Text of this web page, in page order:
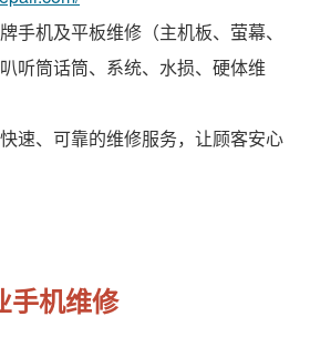
手机及平板维修（主机板、萤幕、
听筒话筒、系统、水损、硬体维
速、可靠的维修服务，让顾客安心
手机维修